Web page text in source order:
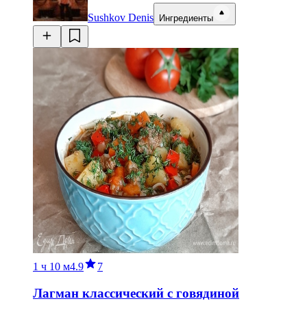
Sushkov Denis Ингредиенты
1 ч 10 м4.9 7
Лагман классический с говядиной